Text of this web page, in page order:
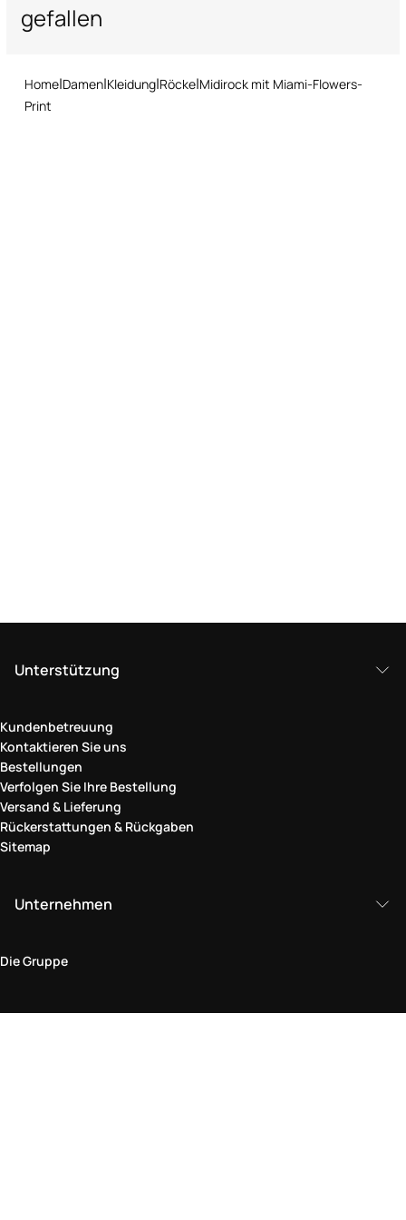
Rückgabeservice: Sie haben 15 Tage ab Lieferung Zeit, unser
schnelles und einfaches Rückgabeverfahren zu befolgen.
gefallen
Home Damen Kleidung Röcke Midirock mit Miami-Flowers-
Print
Unterstützung
Kundenbetreuung
Kontaktieren Sie uns
Bestellungen
Verfolgen Sie Ihre Bestellung
Versand & Lieferung
Rückerstattungen & Rückgaben
Sitemap
Unternehmen
Die Gruppe
Rechtlicher Bereich